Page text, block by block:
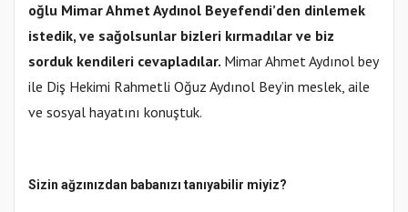
oğlu Mimar Ahmet Aydınol Beyefendi’den dinlemek
istedik, ve sağolsunlar bizleri kırmadılar ve biz
sorduk kendileri cevapladılar. Mimar Ahmet Aydınol bey
ile Diş Hekimi Rahmetli Oğuz Aydınol Bey’in meslek, aile
ve sosyal hayatını konuştuk.
Sizin ağzınızdan babanızı tanıyabilir miyiz?